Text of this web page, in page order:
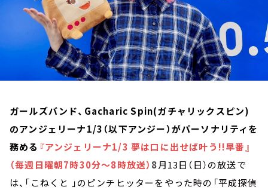
ガールズバンド、Gacharic Spin(ガチャリックスピン)
のアンジェリーナ1/3（以下アンジー）がパーソナリティを
務める 『アンジェリーナ1/3 夢は口に出せば叶う!!早番』
（毎週日曜朝7時30分～8時放送） 8月13日（日）の放送で
は、「こねくと 」のピンチヒッターをやった時の「平成探偵